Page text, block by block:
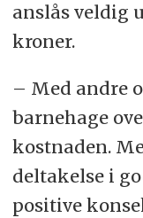
anslås veldig
kroner.
– Med andre
barnehage
kostnaden.
deltakelse i
positive